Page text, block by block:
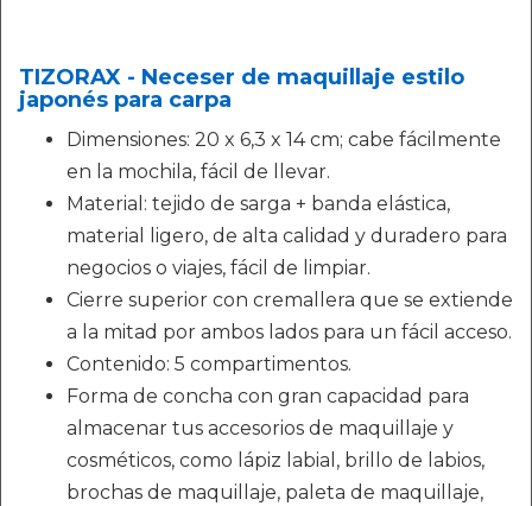
TIZORAX - Neceser de maquillaje estilo
japonés para carpa
Dimensiones: 20 x 6,3 x 14 cm; cabe fácilmente
en la mochila, fácil de llevar.
Material: tejido de sarga + banda elástica,
material ligero, de alta calidad y duradero para
negocios o viajes, fácil de limpiar.
Cierre superior con cremallera que se extiende
a la mitad por ambos lados para un fácil acceso.
Contenido: 5 compartimentos.
Forma de concha con gran capacidad para
almacenar tus accesorios de maquillaje y
cosméticos, como lápiz labial, brillo de labios,
brochas de maquillaje, paleta de maquillaje,